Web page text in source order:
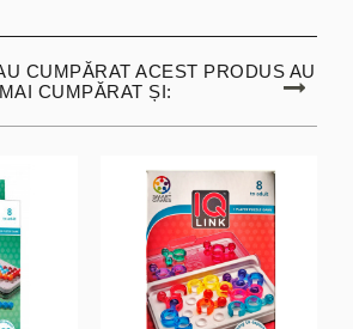
CUMPĂRAT ACEST PRODUS AU
MAI CUMPĂRAT ȘI: